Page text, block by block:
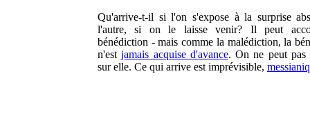
Qu'arrive-t-il si l'on s'expose à la surprise
l'autre, si on le laisse venir? Il peut
bénédiction - mais comme la malédiction, la
n'estjamais acquise d'avance. On ne peut pas
sur elle. Ce qui arrive est imprévisible,